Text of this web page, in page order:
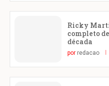
Ricky
completo
década
por redacao